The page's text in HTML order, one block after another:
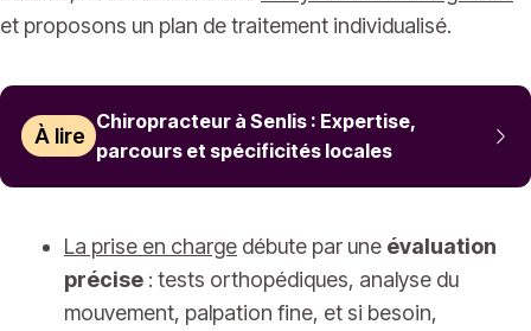
et proposons un plan de traitement individualisé.
À lire
Chiropracteur à Senlis : Expertise,
parcours et spécificités locales
La prise en charge débute par une évaluation
précise : tests orthopédiques, analyse du
mouvement, palpation fine, et si besoin,